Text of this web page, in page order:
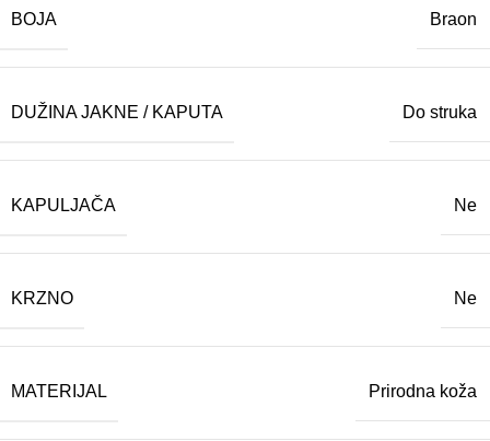
BOJA Braon
DUŽINA JAKNE / KAPUTA Do struka
KAPULJAČA Ne
KRZNO Ne
MATERIJAL Prirodna koža